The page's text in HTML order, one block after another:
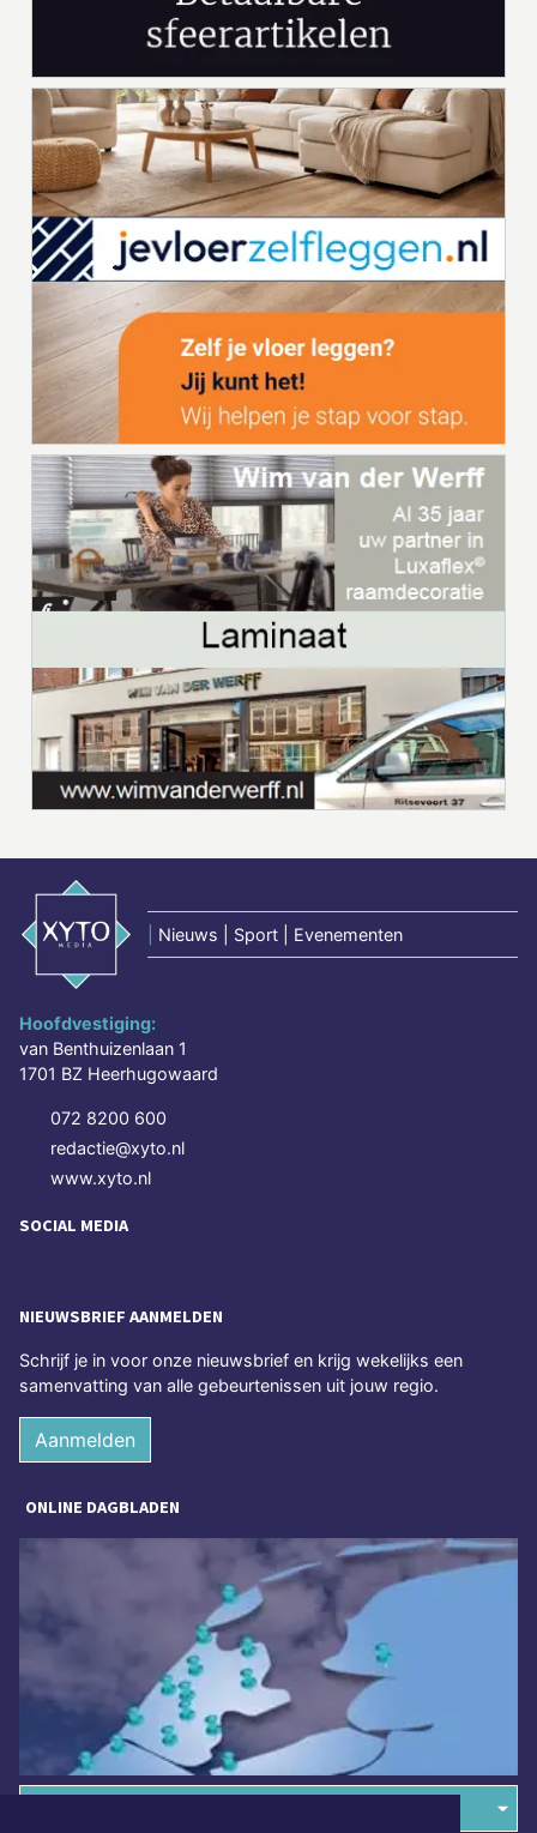
Nieuws | Sport | Evenementen
Hoofdvestiging:
van Benthuizenlaan 1
1701 BZ Heerhugowaard
072 8200 600
redactie@xyto.nl
www.xyto.nl
SOCIAL MEDIA
NIEUWSBRIEF AANMELDEN
Schrijf je in voor onze nieuwsbrief en krijg wekelijks een
samenvatting van alle gebeurtenissen uit jouw regio.
Aanmelden
ONLINE DAGBLADEN